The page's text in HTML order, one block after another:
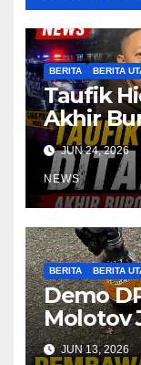
BERITA BERITA
Taufik
Akhir
JUN 24, 2026
NEWS
BERITA BERITA
Demo
Molotov
Polisi
JUN 13, 2026